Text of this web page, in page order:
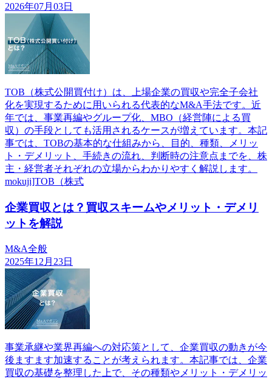
2026年07月03日
TOB（株式公開買付け）は、上場企業の買収や完全子会社
化を実現するために用いられる代表的なM&A手法です。近
年では、事業再編やグループ化、MBO（経営陣による買
収）の手段としても活用されるケースが増えています。本記
事では、TOBの基本的な仕組みから、目的、種類、メリッ
ト・デメリット、手続きの流れ、判断時の注意点までを、株
主・経営者それぞれの立場からわかりやすく解説します。
mokuji]TOB（株式
企業買収とは？買収スキームやメリット・デメリ
ットを解説
M&A全般
2025年12月23日
事業承継や業界再編への対応策として、企業買収の動きが今
後ますます加速することが考えられます。本記事では、企業
買収の基礎を整理した上で、その種類やメリット・デメリッ